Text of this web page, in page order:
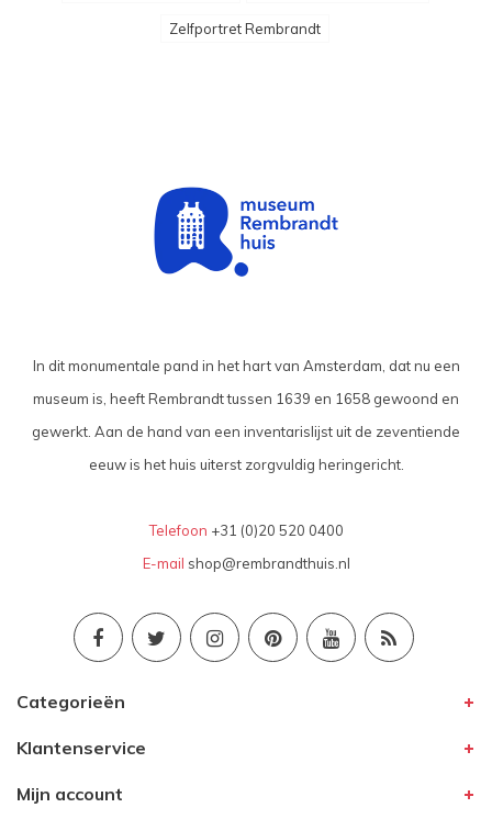
Zelfportret Rembrandt
In dit monumentale pand in het hart van Amsterdam, dat nu een
museum is, heeft Rembrandt tussen 1639 en 1658 gewoond en
gewerkt. Aan de hand van een inventarislijst uit de zeventiende
eeuw is het huis uiterst zorgvuldig heringericht.
Telefoon +31 (0)20 520 0400
E-mail shop@rembrandthuis.nl
Categorieën
Klantenservice
Mijn account